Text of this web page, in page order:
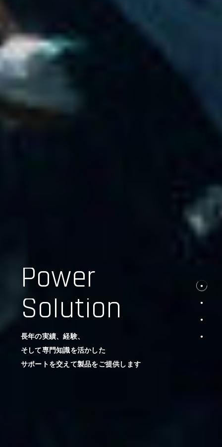
Power
Solution
長年の実績、経験、
そして専門知識を活かした
サポートを交えて製品をご提供します